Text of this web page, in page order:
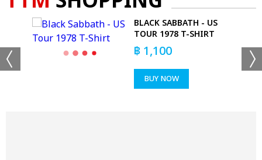
BLACK SABBATH - US
TOUR 1978 T-SHIRT
฿ 1,100
BUY NOW